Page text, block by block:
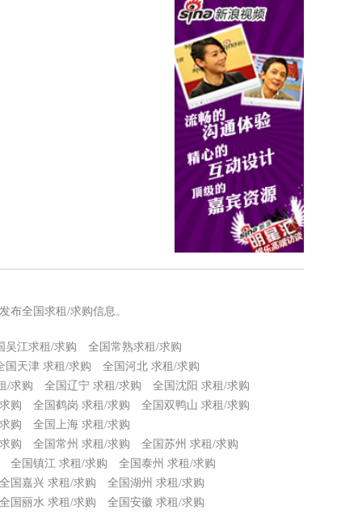
布全国求租/求购信息。
吴江求租/求购
全国常熟求租/求购
国天津 求租/求购
全国河北 求租/求购
/求购
全国辽宁 求租/求购
全国沈阳 求租/求购
购
全国鹤岗 求租/求购
全国双鸭山 求租/求购
购
全国上海 求租/求购
购
全国常州 求租/求购
全国苏州 求租/求购
全国镇江 求租/求购
全国泰州 求租/求购
全国嘉兴 求租/求购
全国湖州 求租/求购
全国丽水 求租/求购
全国安徽 求租/求购